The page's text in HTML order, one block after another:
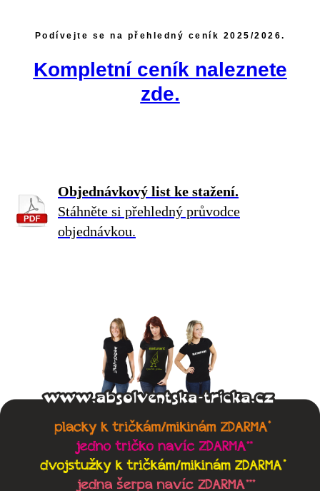
Podívejte se na přehledný ceník 2025/2026.
Kompletní ceník naleznete
zde.
Objednávkový list ke stažení.
Stáhněte si přehledný průvodce
objednávkou.